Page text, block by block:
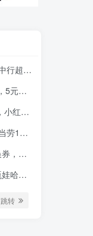
体验金等
5.88元等
+0撸汉堡等
0.01券等
2-6元等等
行立减金等
跳转